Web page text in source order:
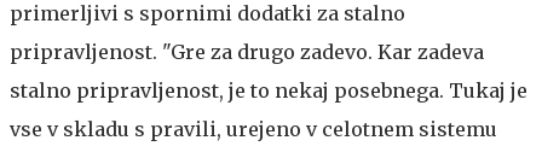
primerljivi s spornimi dodatki za stalno
pripravljenost. "Gre za drugo zadevo. Kar zadeva
stalno pripravljenost, je to nekaj posebnega. Tukaj je
vse v skladu s pravili, urejeno v celotnem sistemu